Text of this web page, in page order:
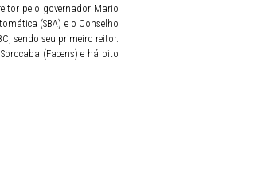
pelo governador Mario
(SBA) e o Conselho
sendo seu primeiro reitor.
(Facens) e há oito